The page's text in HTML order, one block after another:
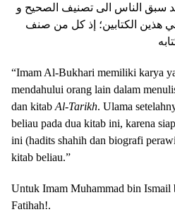
سبق الناس الى تصنيف الصحيح و
في هذين الكتابين؛ إذ كل من صنف
“Imam Al-Bukhari memiliki karya
mendahului orang lain dalam
dan kitab Al-Tarikh. Ulama
beliau pada dua kitab ini, karena
ini (hadits shahih dan biografi
kitab beliau.”
Untuk Imam Muhammad bin
Fatihah!.